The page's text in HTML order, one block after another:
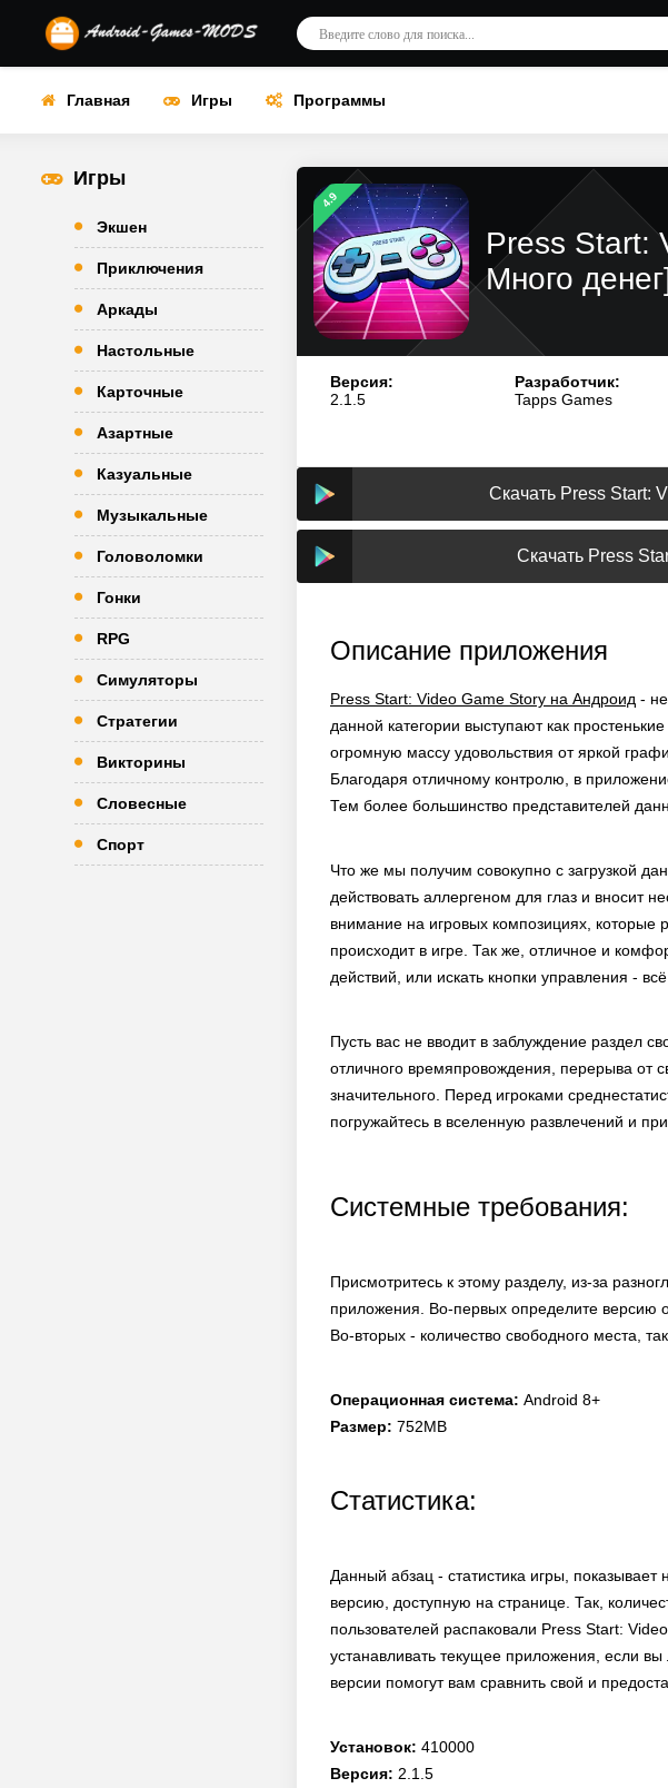
Главная Игры Программы
Игры
Экшен
Приключения
Аркады
Настольные
Карточные
Азартные
Казуальные
Музыкальные
Головоломки
Гонки
RPG
Симуляторы
Стратегии
Викторины
Словесные
Спорт
4.9
Press Start:
Много
Версия:
2.1.5
Разработчик:
Tapps Games
Скачать Press Start:
Скачать Press
Описание приложения
Press Start: Video Game Story на Андроид -
данной категории выступают как
огромную массу удовольствия от яркой
Благодаря отличному контролю, в
Тем более большинство представителей
Что же мы получим совокупно с загрузкой
действовать аллергеном для глаз и вносит
внимание на игровых композициях, которые
происходит в игре. Так же, отличное и
действий, или искать кнопки управления -
Пусть вас не вводит в заблуждение раздел
отличного времяпровождения, перерыва от
значительного. Перед игроками
погружайтесь в вселенную развлечений и
Системные требования:
Присмотритесь к этому разделу, из-за
приложения. Во-первых определите версию
Во-вторых - количество свободного места,
Операционная система: Android 8+
Размер: 752MB
Статистика:
Данный абзац - статистика игры,
версию, доступную на странице. Так,
пользователей распаковали Press Start:
устанавливать текущее приложения, если
версии помогут вам сравнить свой и
Установок: 410000
Версия: 2.1.5